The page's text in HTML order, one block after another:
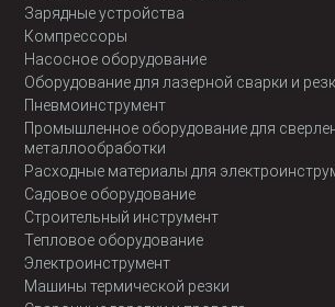
Зарядные устройства
Компрессоры
Насосное оборудование
Оборудование для лазерной сварки и
Пневмоинструмент
Промышленное оборудование для
металлообработки
Расходные материалы для
Садовое оборудование
Строительный инструмент
Тепловое оборудование
Электроинструмент
Машины термической резки